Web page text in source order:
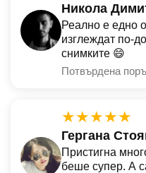
Никола
Реално е едно
изглеждат по-
снимките 😄
Потвърдена
★★★★★
Гергана
Пристигна
беше супер. А